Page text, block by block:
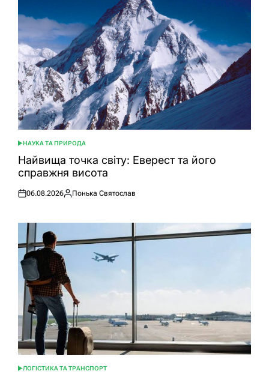
ОПУБЛІКУВАТИ
У
НАУКА ТА ПРИРОДА
Найвища точка світу: Еверест та його
справжня висота
Оприлюднено
06.08.2026
Опубліковано
Понька Святослав
ОПУБЛІКУВАТИ
ЛОГІСТИКА ТА ТРАНСПОРТ